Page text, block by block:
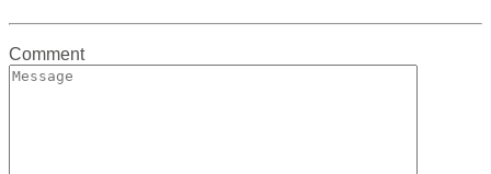
Comment